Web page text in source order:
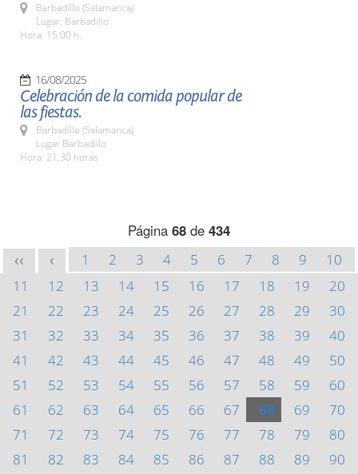
Barbadillo (Salamanca)
Lugar: Barbadillo
Hora: 15:00 h.
16/08/2025
Celebración de la comida popular de
las fiestas.
Barbadillo (Salamanca)
Lugar Barbadillo
Hora: 21,30 horas
Página 68 de 434
<< < 1 2 3 4 5 6 7 8 9
10
11
12 13 14 15 16 17 18 19
20
21
22 23 24 25 26 27 28 29
30
31
32 33 34 35 36 37 38 39
40
41
42 43 44 45 46 47 48 49
50
51
52 53 54 55 56 57 58 59
60
61
62 63 64 65 66 67 68 69
70
71
72 73 74 75 76 77 78 79
80
81
82 83 84 85 86 87 88 89
90